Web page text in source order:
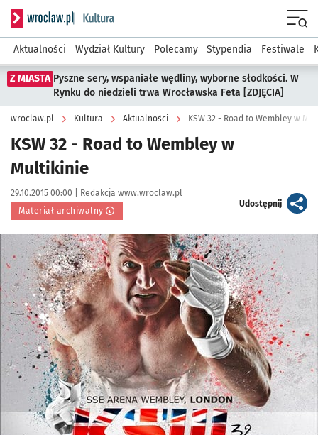
Serwis informacyjny wroclaw.pl podserwis: Kultura
Aktualności Wydział Kultury Polecamy Stypendia Festiwale
Z MIASTA Pyszne sery, wspaniałe wędliny, wyborne słodkości. W
Rynku do niedzieli trwa Wrocławska Feta [ZDJĘCIA]
wroclaw.pl Kultura Aktualności KSW 32 - Road to Wembley w
KSW 32 - Road to Wembley w
Multikinie
Data publikacji:
29.10.2015 00:00 | Autor:
Redakcja www.wroclaw.pl
Materiał archiwalny
Udostępnijartykuł
Kliknij, aby powiększyć